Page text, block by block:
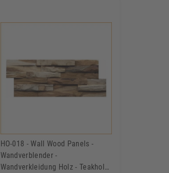
HO-018 - Wall Wood Panels -
Wandverblender -
Wandverkleidung Holz - Teakholz